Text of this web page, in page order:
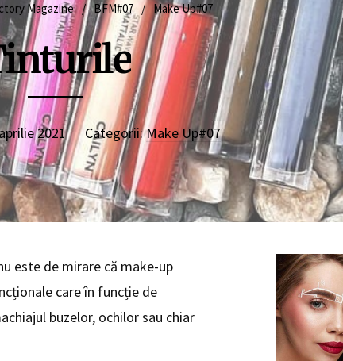
Magazine / BFM#07 / Make Up#07
2021 Categorii:Make Up#07
este de mirare că make-up
care în funcție de
buzelor, ochilor sau chiar